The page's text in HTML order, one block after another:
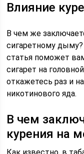
Влияние
В чем же
сигаретному
статья поможет
сигарет на
откажетесь раз и
никотинового яда.
В чем
курения на